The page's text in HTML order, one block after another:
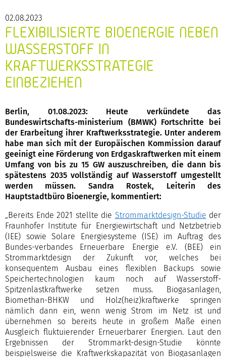
02.08.2023
FLEXIBILISIERTE BIOENERGIE NEBEN
WASSERSTOFF IN
KRAFTWERKSSTRATEGIE
EINBEZIEHEN
Berlin, 01.08.2023: Heute verkündete das
Bundeswirtschafts-ministerium (BMWK) Fortschritte bei
der Erarbeitung ihrer Kraftwerksstrategie. Unter anderem
habe man sich mit der Europäischen Kommission darauf
geeinigt eine Förderung von Erdgaskraftwerken mit einem
Umfang von bis zu 15 GW auszuschreiben, die dann bis
spätestens 2035 vollständig auf Wasserstoff umgestellt
werden müssen. Sandra Rostek, Leiterin des
Hauptstadtbüro Bioenergie, kommentiert:
„Bereits Ende 2021 stellte die Strommarktdesign-Studie der
Fraunhofer Institute für Energiewirtschaft und Netzbetrieb
(IEE) sowie Solare Energiesysteme (ISE) im Auftrag des
Bundes-verbandes Erneuerbare Energie e.V. (BEE) ein
Strommarktdesign der Zukunft vor, welches bei
konsequentem Ausbau eines flexiblen Backups sowie
Speichertechnologien kaum noch auf Wasserstoff-
Spitzenlastkraftwerke setzen muss. Biogasanlagen,
Biomethan-BHKW und Holz(heiz)kraftwerke springen
nämlich dann ein, wenn wenig Strom im Netz ist und
übernehmen so bereits heute in großem Maße einen
Ausgleich fluktuierender Erneuerbarer Energien. Laut den
Ergebnissen der Strommarkt-design-Studie könnte
beispielsweise die Kraftwerkskapazität von Biogasanlagen